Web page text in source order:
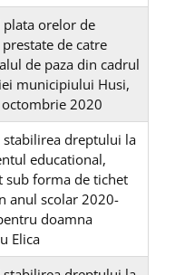
plata orelor de
de catre
de paza din cadrul
municipiului Husi,
2020
stabilirea dreptului la
educational,
sub forma de tichet
anul scolar 2020-
doamna
Elica